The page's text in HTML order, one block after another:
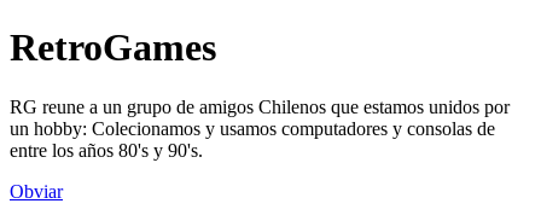
RetroGames
RG reune a un grupo de amigos Chilenos que estamos unidos por
un hobby: Colecionamos y usamos computadores y consolas de
entre los años 80's y 90's.
Obviar